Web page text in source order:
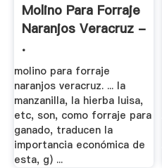
Molino Para Forraje
Naranjos Veracruz -
.
molino para forraje
naranjos veracruz. ... la
manzanilla, la hierba luisa,
etc, son, como forraje para
ganado, traducen la
importancia económica de
esta, g) ...